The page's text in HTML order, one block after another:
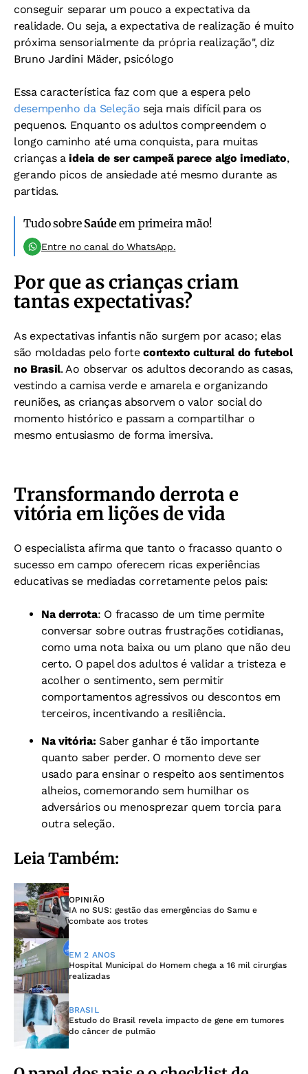
conseguir separar um pouco a expectativa da
realidade. Ou seja, a expectativa de realização é muito
próxima sensorialmente da própria realização", diz
Bruno Jardini Mäder, psicólogo
Essa característica faz com que a espera pelo
desempenho da Seleção seja mais difícil para os
pequenos. Enquanto os adultos compreendem o
longo caminho até uma conquista, para muitas
crianças aideia de ser campeã parece algo imediato,
gerando picos de ansiedade até mesmo durante as
partidas.
Tudo sobre Saúdeem primeira mão!
Entre no canal do WhatsApp.
Por que as crianças criam
tantas expectativas?
As expectativas infantis não surgem por acaso; elas
são moldadas pelo fortecontexto cultural do futebol
no Brasil. Ao observar os adultos decorando as casas,
vestindo a camisa verde e amarela e organizando
reuniões, as crianças absorvem o valor social do
momento histórico e passam a compartilhar o
mesmo entusiasmo de forma imersiva.
Transformando derrota e
vitória em lições de vida
O especialista afirma que tanto o fracasso quanto o
sucesso em campo oferecem ricas experiências
educativas se mediadas corretamente pelos pais:
Na derrota: O fracasso de um time permite
conversar sobre outras frustrações cotidianas,
como uma nota baixa ou um plano que não deu
certo. O papel dos adultos é validar a tristeza e
acolher o sentimento, sem permitir
comportamentos agressivos ou descontos em
terceiros, incentivando a resiliência.
Na vitória: Saber ganhar é tão importante
quanto saber perder. O momento deve ser
usado para ensinar o respeito aos sentimentos
alheios, comemorando sem humilhar os
adversários ou menosprezar quem torcia para
outra seleção.
Leia Também:
OPINIÃO
IA no SUS: gestão das emergências do Samu e
combate aos trotes
EM 2 ANOS
Hospital Municipal do Homem chega a 16 mil cirurgias
realizadas
BRASIL
Estudo do Brasil revela impacto de gene em tumores
do câncer de pulmão